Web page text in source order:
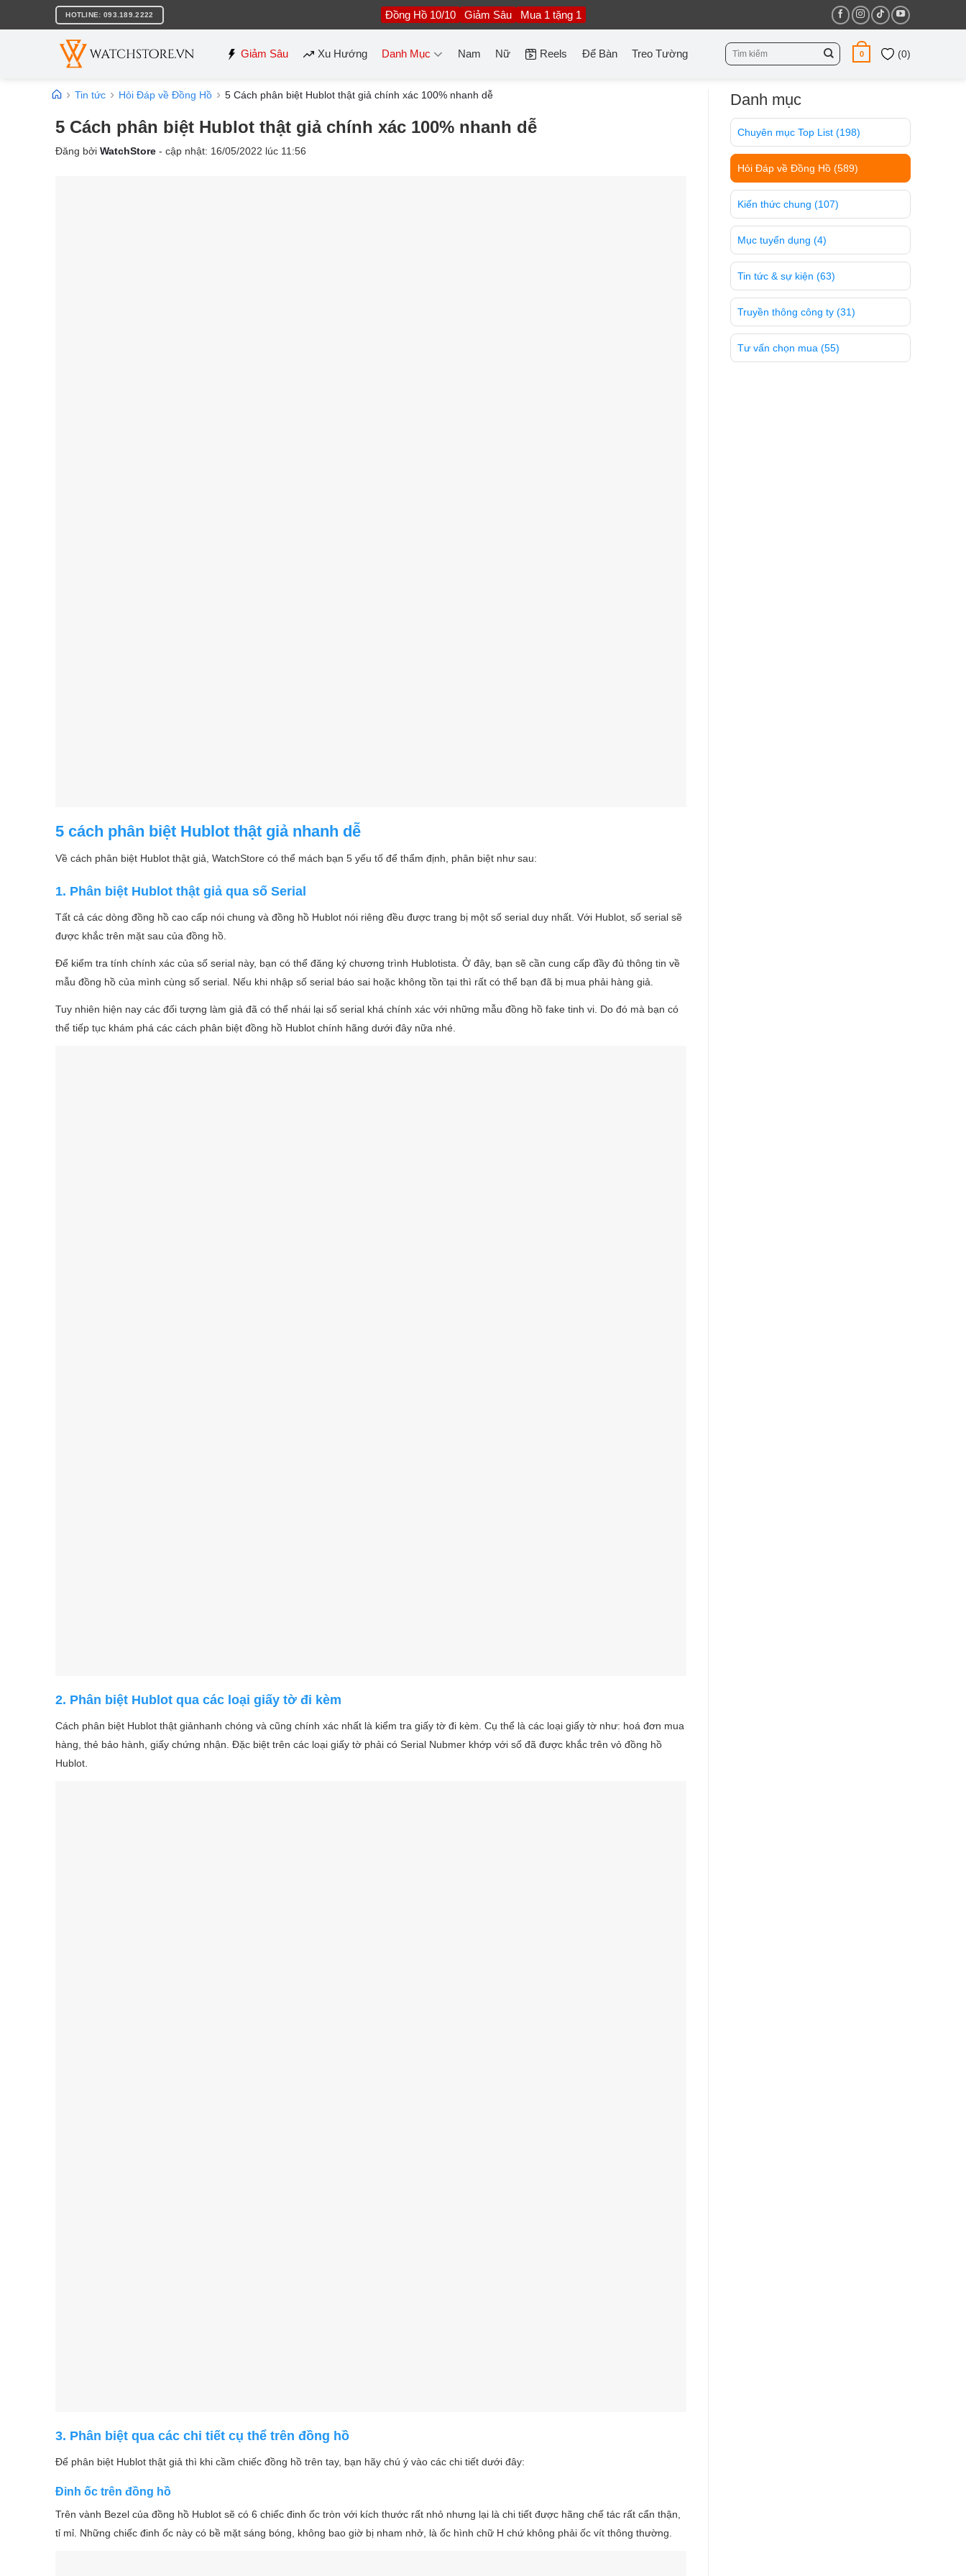
nội
HOTLINE: 093.189.2222 Đồng Hồ 10/10 Giảm Sâu Mua 1 tặng 1
Giảm Sâu Xu Hướng Danh Mục Nam Nữ Reels Để Bàn Treo Tường
Tìm
kiếm:
0 (0)
Tin tức Hỏi Đáp về Đồng Hồ 5 Cách phân biệt Hublot thật giả chính xác 100% nhanh dễ
5 Cách phân biệt Hublot thật giả chính xác 100% nhanh dễ
Đăng bởi WatchStore - cập nhật: 16/05/2022 lúc 11:56
5 cách phân biệt Hublot thật giả nhanh dễ
Về cách phân biệt Hublot thật giả, WatchStore có thể mách bạn 5 yếu tố để thẩm định, phân biệt như sau:
1. Phân biệt Hublot thật giả qua số Serial
Tất cả các dòng đồng hồ cao cấp nói chung và đồng hồ Hublot nói riêng đều được trang bị một số serial duy nhất. Với Hublot, số serial sẽ
được khắc trên mặt sau của đồng hồ.
Để kiểm tra tính chính xác của số serial này, bạn có thể đăng ký chương trình Hublotista. Ở đây, bạn sẽ cần cung cấp đầy đủ thông tin về
mẫu đồng hồ của mình cùng số serial. Nếu khi nhập số serial báo sai hoặc không tồn tại thì rất có thể bạn đã bị mua phải hàng giả.
Tuy nhiên hiện nay các đối tượng làm giả đã có thể nhái lại số serial khá chính xác với những mẫu đồng hồ fake tinh vi. Do đó mà bạn có
thể tiếp tục khám phá các cách phân biệt đồng hồ Hublot chính hãng dưới đây nữa nhé.
2. Phân biệt Hublot qua các loại giấy tờ đi kèm
Cách phân biệt Hublot thật giảnhanh chóng và cũng chính xác nhất là kiểm tra giấy tờ đi kèm. Cụ thể là các loại giấy tờ như: hoá đơn mua
hàng, thẻ bảo hành, giấy chứng nhận. Đặc biệt trên các loại giấy tờ phải có Serial Nubmer khớp với số đã được khắc trên vỏ đồng hồ
Hublot.
3. Phân biệt qua các chi tiết cụ thể trên đồng hồ
Để phân biệt Hublot thật giả thì khi cầm chiếc đồng hồ trên tay, bạn hãy chú ý vào các chi tiết dưới đây:
Đinh ốc trên đồng hồ
Trên vành Bezel của đồng hồ Hublot sẽ có 6 chiếc đinh ốc tròn với kích thước rất nhỏ nhưng lại là chi tiết được hãng chế tác rất cẩn thận,
tỉ mỉ. Những chiếc đinh ốc này có bề mặt sáng bóng, không bao giờ bị nham nhở, là ốc hình chữ H chứ không phải ốc vít thông thường.
Danh mục
Chuyên mục Top List (198)
Hỏi Đáp về Đồng Hồ (589)
Kiến thức chung (107)
Mục tuyển dụng (4)
Tin tức & sự kiện (63)
Truyền thông công ty (31)
Tư vấn chọn mua (55)